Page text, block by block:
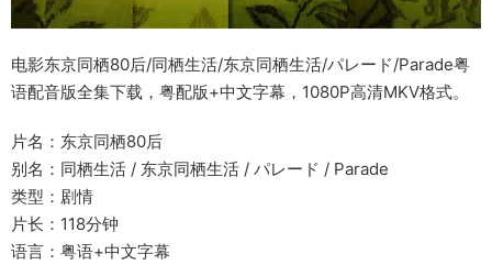
电影东京同栖80后/同栖生活/东京同栖生活/パレード/Parade粤
语配音版全集下载，粤配版+中文字幕，1080P高清MKV格式。
片名：东京同栖80后
别名：同栖生活 / 东京同栖生活 / パレード / Parade
类型：剧情
片长：118分钟
语言：粤语+中文字幕